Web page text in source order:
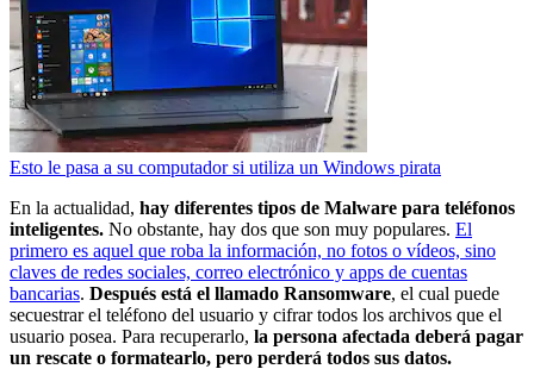
Esto le pasa a su computador si utiliza un Windows pirata
En la actualidad, hay diferentes tipos de Malware para teléfonos
inteligentes. No obstante, hay dos que son muy populares. El
primero es aquel que roba la información, no fotos o vídeos, sino
claves de redes sociales, correo electrónico y apps de cuentas
bancarias. Después está el llamado Ransomware, el cual puede
secuestrar el teléfono del usuario y cifrar todos los archivos que el
usuario posea. Para recuperarlo, la persona afectada deberá pagar
un rescate o formatearlo, pero perderá todos sus datos.